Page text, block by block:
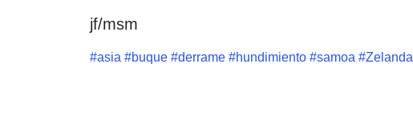
jf/msm
#asia #buque #derrame #hundimiento #samoa #Zelanda